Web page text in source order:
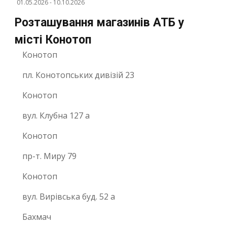
01.05.2026- 10.10.2026
Розташування магазинів АТБ у
місті Конотоп
Конотоп
пл. Конотопських дивізій 23
Конотоп
вул. Клубна 127 а
Конотоп
пр-т. Миру 79
Конотоп
вул. Вирівська буд. 52 а
Бахмач